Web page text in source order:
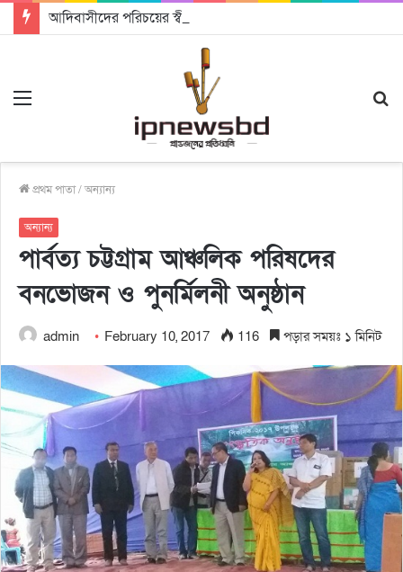
প্রথম পাতা/অন্যান্য
অন্যান্য
পার্বত্য চট্টগ্রাম আঞ্চলিক পরিষদের
বনভোজন ও পুনর্মিলনী অনুষ্ঠান
admin February 10, 2017 116 পড়ার সময়ঃ ১ মিনিট